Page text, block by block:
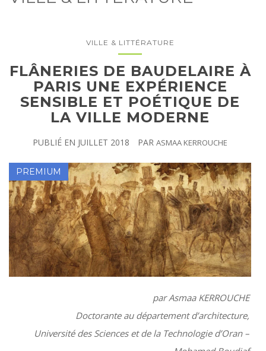
VILLE & LITTÉRATURE
FLÂNERIES DE BAUDELAIRE À
PARIS UNE EXPÉRIENCE
SENSIBLE ET POÉTIQUE DE
LA VILLE MODERNE
PUBLIÉ EN JUILLET 2018 PAR ASMAA KERROUCHE
par Asmaa KERROUCHE
Doctorante au département d’architecture,
Université des Sciences et de la Technologie d’Oran –